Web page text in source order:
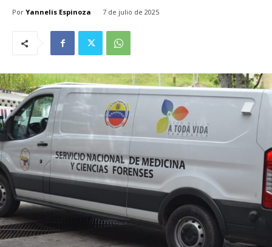
Por Yannelis Espinoza 7 de julio de 2025